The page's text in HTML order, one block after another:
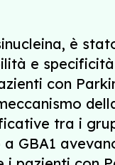
è
e specificità
con
tra i
GBA1